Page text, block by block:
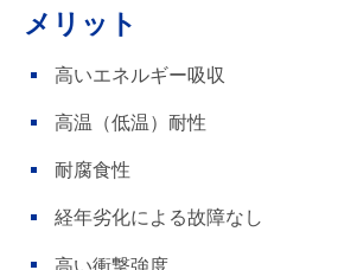
メリット
高いエネルギー吸収
高温（低温）耐性
耐腐食性
経年劣化による故障なし
高い衝撃強度